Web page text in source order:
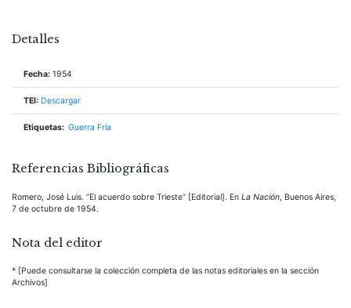
Detalles
Fecha: 1954
TEI: Descargar
Etiquetas: Guerra Fría
Referencias Bibliográficas
Romero, José Luis. “El acuerdo sobre Trieste” [Editorial]. En La Nación, Buenos Aires,
7 de octubre de 1954.
Nota del editor
* [Puede consultarse la colección completa de las notas editoriales en la sección
Archivos]